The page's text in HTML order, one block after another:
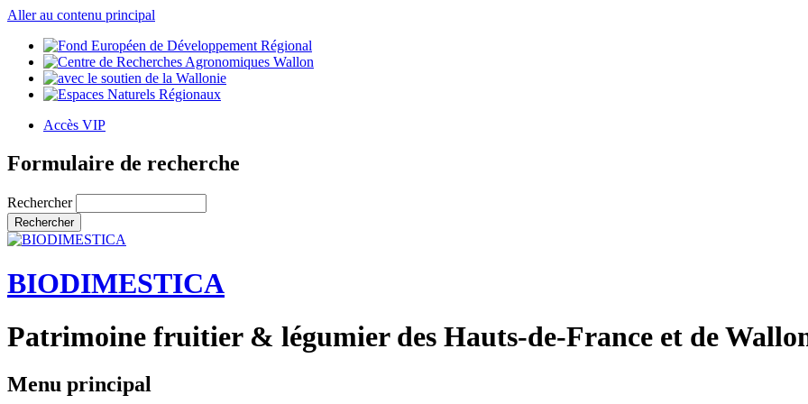
Aller au contenu principal
Accès VIP
Formulaire de recherche
Rechercher
BIODIMESTICA
Patrimoine fruitier & légumier des Hauts-de-France et de
Menu principal